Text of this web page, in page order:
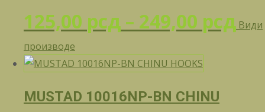
125,00 рсд – 249,00 рсд Види
производе
MUSTAD 10016NP-BN CHINU